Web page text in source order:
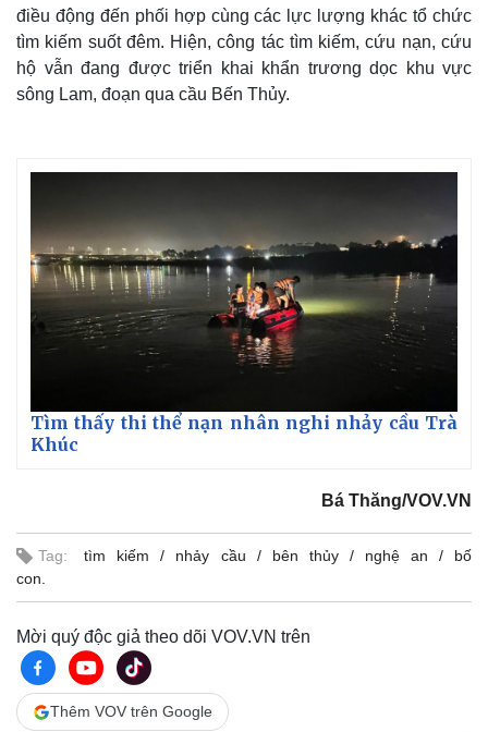
Quan sát
Cuộc sống đó đây
Video
Infographic
điều động đến phối hợp cùng các lực lượng khác tổ chức
tìm kiếm suốt đêm. Hiện, công tác tìm kiếm, cứu nạn, cứu
hộ vẫn đang được triển khai khẩn trương dọc khu vực
sông Lam, đoạn qua cầu Bến Thủy.
Tìm thấy thi thể nạn nhân nghi nhảy cầu Trà
Khúc
Bá Thăng/VOV.VN
Tag: tìm kiếm nhảy cầu bên thủy nghệ an
bố
con.
Mời quý độc giả theo dõi VOV.VN trên
Thêm VOV trên Google